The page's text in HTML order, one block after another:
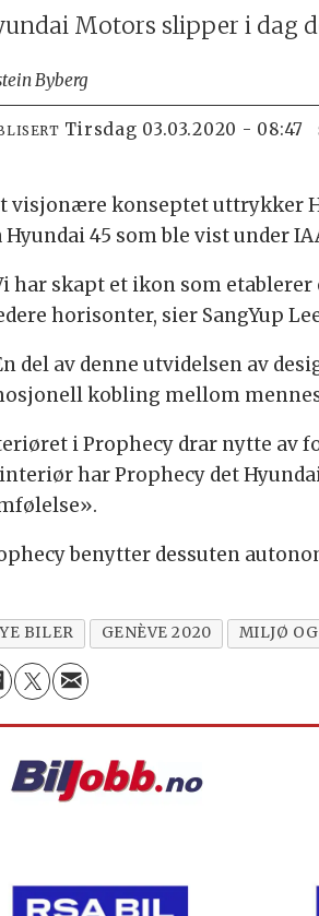
Motors slipper i dag
Byberg
tirsdag 03.03.2020 - 08:47
visjonære konseptet uttrykker
Hyundai 45 som ble vist under
har skapt et ikon som
horisonter, sier SangYup
del av denne utvidelsen av
kobling mellom
i Prophecy drar nytte av
har Prophecy det
benytter dessuten
BILER GENÈVE 2020 MILJØ